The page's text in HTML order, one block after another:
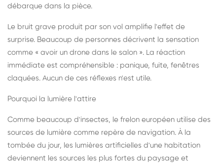
débarque dans la pièce.
Le bruit grave produit par son vol amplifie l'effet de
surprise. Beaucoup de personnes décrivent la sensation
comme « avoir un drone dans le salon ». La réaction
immédiate est compréhensible : panique, fuite, fenêtres
claquées. Aucun de ces réflexes n'est utile.
Pourquoi la lumière l'attire
Comme beaucoup d'insectes, le frelon européen utilise des
sources de lumière comme repère de navigation. À la
tombée du jour, les lumières artificielles d'une habitation
deviennent les sources les plus fortes du paysage et